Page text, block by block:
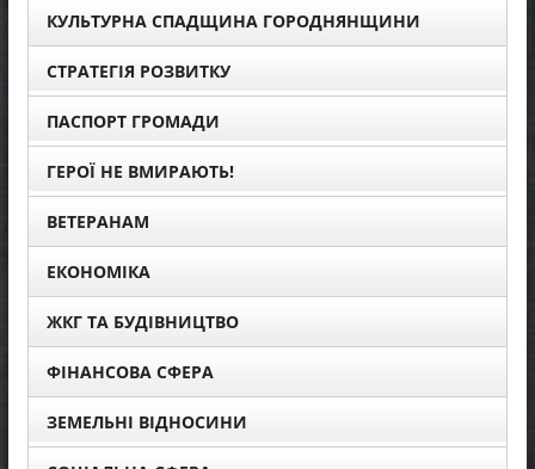
КУЛЬТУРНА СПАДЩИНА ГОРОДНЯНЩИНИ
СТРАТЕГІЯ РОЗВИТКУ
ПАСПОРТ ГРОМАДИ
ГЕРОЇ НЕ ВМИРАЮТЬ!
ВЕТЕРАНАМ
ЕКОНОМІКА
ЖКГ ТА БУДІВНИЦТВО
ФІНАНСОВА СФЕРА
ЗЕМЕЛЬНІ ВІДНОСИНИ